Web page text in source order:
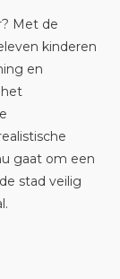
Met de
kinderen
en
gaat om een
stad veilig